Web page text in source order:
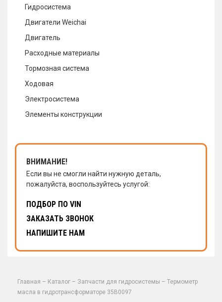
Гидросистема
Двигатели Weichai
Двигатель
Расходные материалы
Тормозная система
Ходовая
Электросистема
Элементы конструкции
ВНИМАНИЕ!
Если вы не смогли найти нужную деталь,
пожалуйста, воспользуйтесь услугой:
ПОДБОР ПО VIN
ЗАКАЗАТЬ ЗВОНОК
НАПИШИТЕ НАМ
Главная – Каталог – Запчасти для гидросистемы – Термометр
масла в гидротрансформаторе 35B0097